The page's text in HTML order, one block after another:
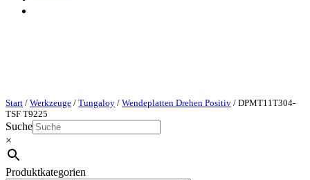
Start / Werkzeuge / Tungaloy / Wendeplatten Drehen Positiv / DPMT11T304-
TSF T9225
Suche
×
Produktkategorien